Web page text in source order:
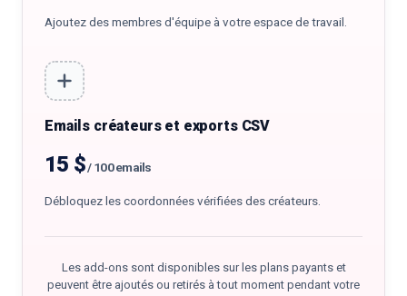
Ajoutez des membres d'équipe à votre espace de travail.
Emails créateurs et exports CSV
15 $/100 emails
Débloquez les coordonnées vérifiées des créateurs.
Les add-ons sont disponibles sur les plans payants et
peuvent être ajoutés ou retirés à tout moment pendant votre